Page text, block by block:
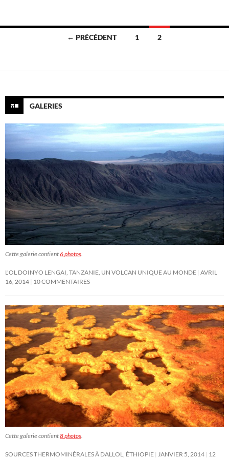
articles
← PRÉCÉDENT 1 2
GALERIES
Cette galerie contient6 photos.
L’OL DOINYO LENGAI, TANZANIE, UN VOLCAN UNIQUE AU MONDE AVRIL
16, 2014 10 COMMENTAIRES
Cette galerie contient8 photos.
SOURCES THERMOMINÉRALES À DALLOL, ÉTHIOPIE JANVIER 5, 2014 12